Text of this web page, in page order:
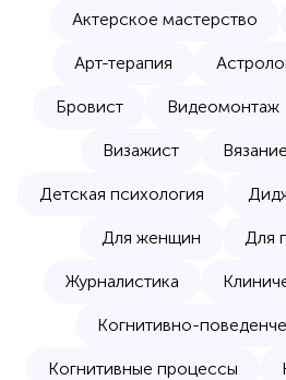
Актерское мастерство
Арт-терапия
Бровист Видеомонтаж
Визажист Вязание
Детская психология
Для женщин Для
Журналистика
Когнитивно-
Когнитивные процессы